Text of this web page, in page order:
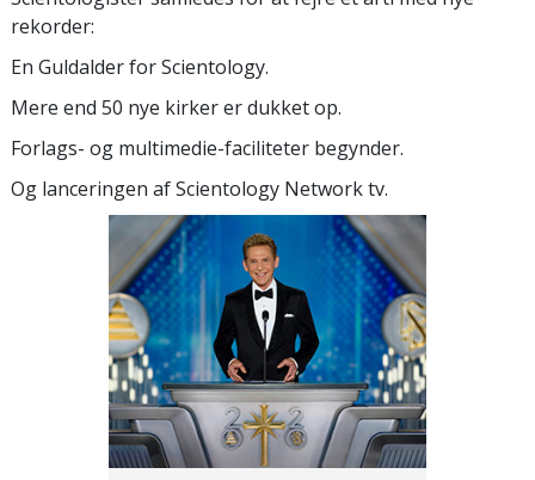
rekorder:
En Guldalder for Scientology.
Mere end 50 nye kirker er dukket op.
Forlags- og multimedie-faciliteter begynder.
Og lanceringen af Scientology Network tv.